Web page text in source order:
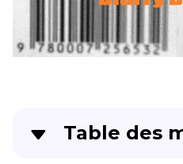
Table des